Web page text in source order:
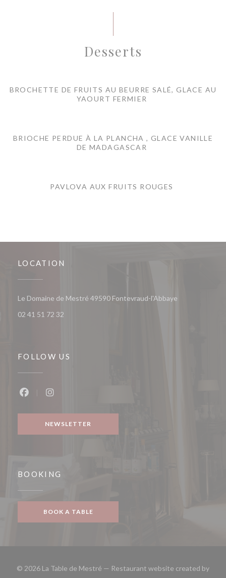
Desserts
BROCHETTE DE FRUITS AU BEURRE SALÉ, GLACE AU
YAOURT FERMIER
BRIOCHE PERDUE À LA PLANCHA , GLACE VANILLE
DE MADAGASCAR
PAVLOVA AUX FRUITS ROUGES
LOCATION
Le Domaine de Mestré 49590 Fontevraud-l'Abbaye
02 41 51 72 32
FOLLOW US
NEWSLETTER
BOOKING
BOOK A TABLE
© 2026 La Table de Mestré — Restaurant website created by